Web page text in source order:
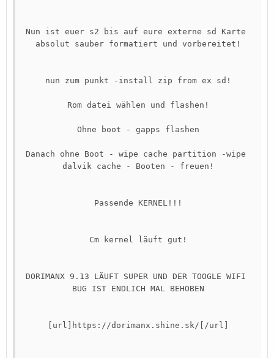
Nun ist euer s2 bis auf eure externe sd Karte
absolut sauber formatiert und vorbereitet!
nun zum punkt -install zip from ex sd!
Rom datei wählen und flashen!
Ohne boot - gapps flashen
Danach ohne Boot - wipe cache partition -wipe
dalvik cache - Booten - freuen!
Passende KERNEL!!!
Cm kernel läuft gut!
DORIMANX 9.13 LÄUFT SUPER UND DER TOOGLE WIFI
BUG IST ENDLICH MAL BEHOBEN
[url]https://dorimanx.shine.sk/[/url]